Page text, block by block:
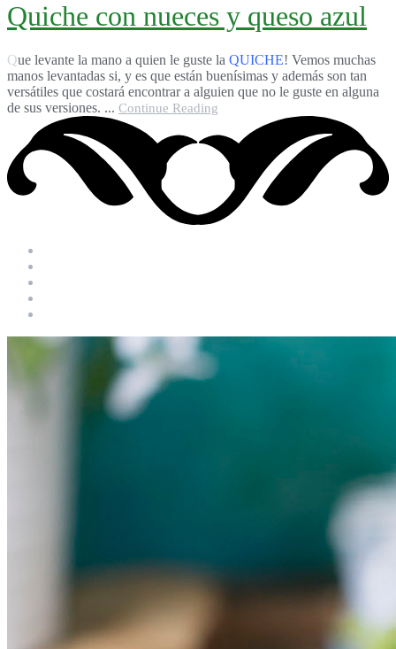
Quiche con nueces y queso azul
Que levante la mano a quien le guste la QUICHE! Vemos muchas
manos levantadas si, y es que están buenísimas y además son tan
versátiles que costará encontrar a alguien que no le guste en alguna
de sus versiones. ... Continue Reading